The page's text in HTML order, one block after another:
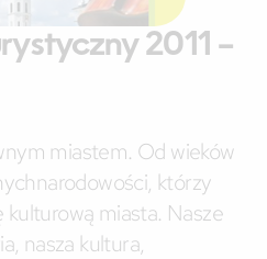
2011 –
miastem. Od wieków
którzy
miasta. Nasze
nasza kultura,